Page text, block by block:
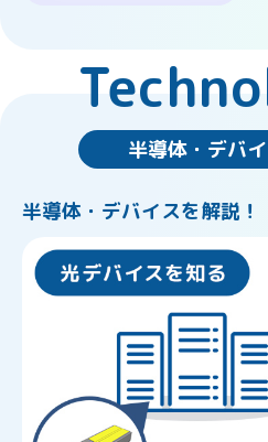
半導体・デバ
半導体・デバイスを解説！